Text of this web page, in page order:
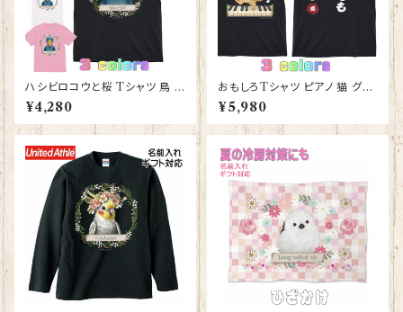
ハシビロコウと桜 Tシャツ 鳥 グ
ッズ 雑貨 レディース メンズ 【型
番 T-10012】はじびろこう プレ
ゼント ギフト
¥4,280
おもしろTシャツ ピアノ 猫 グッ
ズ 雑貨 レディース メンズ 【型番
T-10013】ストリートピアノ プレ
ゼント ギフト
¥5,980